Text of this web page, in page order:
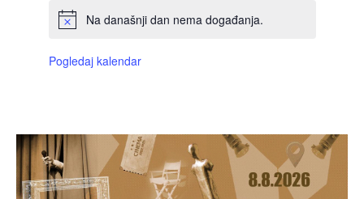
Na današnji dan nema događanja.
Pogledaj kalendar